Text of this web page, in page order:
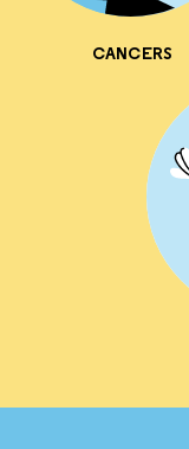
CANCERS